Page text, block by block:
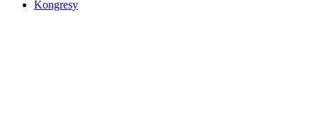
Kongresy